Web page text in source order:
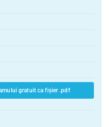
gratuit ca fișier .pdf